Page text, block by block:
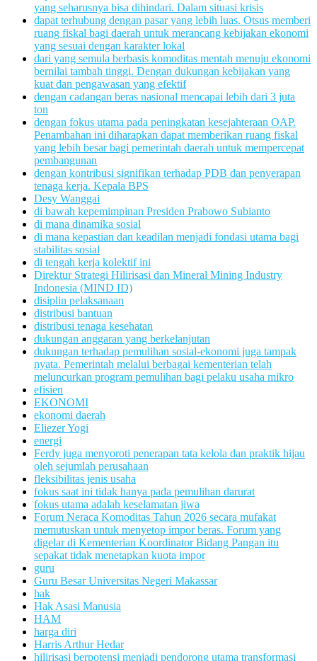
yang seharusnya bisa dihindari. Dalam situasi krisis
dapat terhubung dengan pasar yang lebih luas. Otsus memberi
ruang fiskal bagi daerah untuk merancang kebijakan ekonomi
yang sesuai dengan karakter lokal
dari yang semula berbasis komoditas mentah menuju ekonomi
bernilai tambah tinggi. Dengan dukungan kebijakan yang
kuat dan pengawasan yang efektif
dengan cadangan beras nasional mencapai lebih dari 3 juta
ton
dengan fokus utama pada peningkatan kesejahteraan OAP.
Penambahan ini diharapkan dapat memberikan ruang fiskal
yang lebih besar bagi pemerintah daerah untuk mempercepat
pembangunan
dengan kontribusi signifikan terhadap PDB dan penyerapan
tenaga kerja. Kepala BPS
Desy Wanggai
di bawah kepemimpinan Presiden Prabowo Subianto
di mana dinamika sosial
di mana kepastian dan keadilan menjadi fondasi utama bagi
stabilitas sosial
di tengah kerja kolektif ini
Direktur Strategi Hilirisasi dan Mineral Mining Industry
Indonesia (MIND ID)
disiplin pelaksanaan
distribusi bantuan
distribusi tenaga kesehatan
dukungan anggaran yang berkelanjutan
dukungan terhadap pemulihan sosial-ekonomi juga tampak
nyata. Pemerintah melalui berbagai kementerian telah
meluncurkan program pemulihan bagi pelaku usaha mikro
efisien
EKONOMI
ekonomi daerah
Eliezer Yogi
energi
Ferdy juga menyoroti penerapan tata kelola dan praktik hijau
oleh sejumlah perusahaan
fleksibilitas jenis usaha
fokus saat ini tidak hanya pada pemulihan darurat
fokus utama adalah keselamatan jiwa
Forum Neraca Komoditas Tahun 2026 secara mufakat
memutuskan untuk menyetop impor beras. Forum yang
digelar di Kementerian Koordinator Bidang Pangan itu
sepakat tidak menetapkan kuota impor
guru
Guru Besar Universitas Negeri Makassar
hak
Hak Asasi Manusia
HAM
harga diri
Harris Arthur Hedar
hilirisasi berpotensi menjadi pendorong utama transformasi